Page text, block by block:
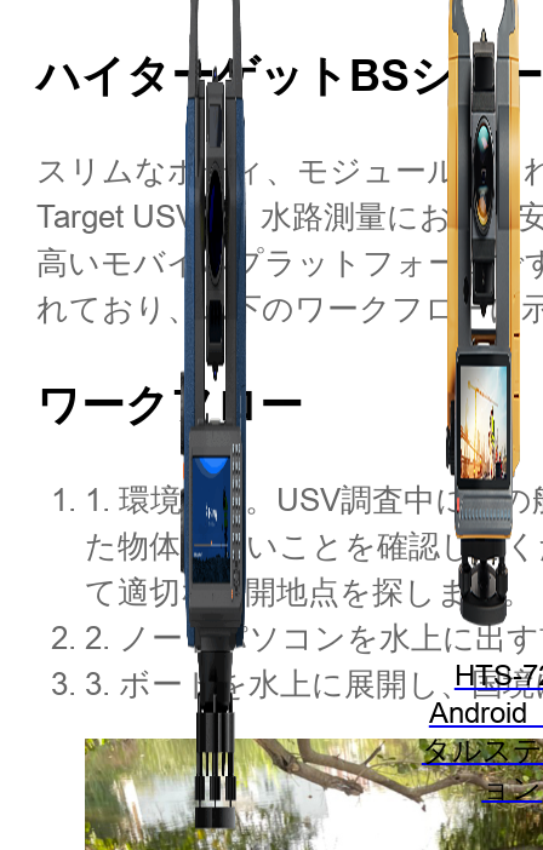
HTS-
Android
タルス
ョン
ハイターゲットBSシリ
スリムなボディ、モジュール化さ
Target USVは、水路測量におい
高いモバイルプラットフォームで
れており、以下のワークフローに
ワークフロー
1. 環境調査。USV調査中に船
た物体がないことを確認して
て適切な展開地点を探します。
2. ノートパソコンを水上に出
3. ボートを水上に展開し、国